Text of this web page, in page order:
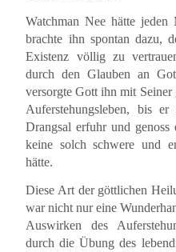
Watchman Nee hätte jeden
brachte ihn spontan dazu,
Existenz völlig zu
durch den Glauben an
versorgte Gott ihn mit Seiner
Auferstehungsleben, bis
Drangsal erfuhr und
keine solch schwere und
hätte.
Diese Art der göttlichen
war nicht nur eine
Auswirken des
durch die Übung des